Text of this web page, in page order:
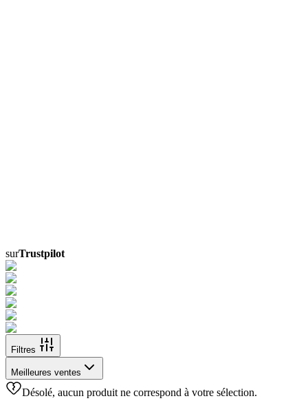
surTrustpilot
Filtres
Meilleures ventes
Désolé, aucun produit ne correspond à votre sélection.